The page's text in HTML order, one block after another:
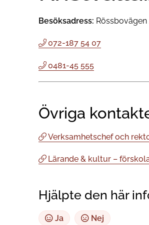
Besöksadress: Rössbovägen
072-187 54 07
0481-45 555
Övriga
Verksamhetschef och
Lärande & kultur –
Hjälpte den här
Ja Nej